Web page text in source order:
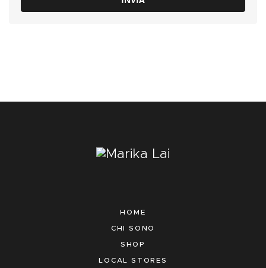
HOME
CHI SONO
SHOP
LOCAL STORES